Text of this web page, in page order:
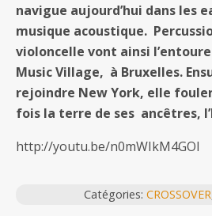
navigue aujourd’hui dans les
musique acoustique.
violoncelle vont ainsi
Music Village, à Bruxelles.
rejoindre New York, elle
fois la terre de ses ancêtres,
http://youtu.be/n0mWIkM4GOI
Catégories: CROSSOVER